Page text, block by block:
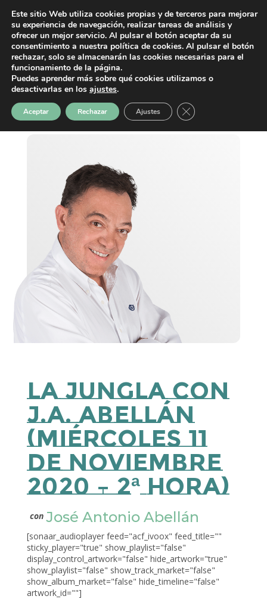
La Jungla con
J.A. Abellán
(miércoles 11
de noviembre
2020 – 2ª Hora)
con José Antonio Abellán
[sonaar_audioplayer feed="acf_ivoox" feed_title=""
sticky_player="true" show_playlist="false"
display_control_artwork="false" hide_artwork="true"
show_playlist="false" show_track_market="false"
show_album_market="false" hide_timeline="false"
artwork_id=""]
Este sitio Web utiliza cookies propias y de terceros para mejorar
su experiencia de navegación, realizar tareas de análisis y
ofrecer un mejor servicio. Al pulsar el botón aceptar da su
consentimiento a nuestra política de cookies. Al pulsar el botón
rechazar, solo se almacenarán las cookies necesarias para el
funcionamiento de la página.
Puedes aprender más sobre qué cookies utilizamos o
desactivarlas en los ajustes.
Aceptar Rechazar Ajustes Cerrar el banner de